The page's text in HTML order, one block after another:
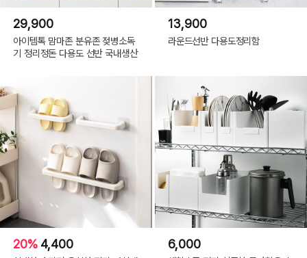
29,900
아이템톡 맘마존 분유존 젖병소독
기 정리정돈 다용도 선반 국내생산
13,900
라운드선반 다용도정리함
20% 4,400 6,000